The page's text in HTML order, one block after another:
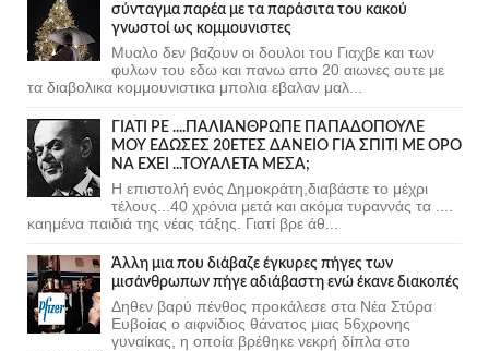
σύνταγμα παρέα με τα παράσιτα του κακού
γνωστοί ως κομμουνιστες
Μυαλο δεν βαζουν οι δουλοι του Γιαχβε και των
φυλων του εδω και πανω απο 20 αιωνες ουτε με
τα διαβολικα κομμουνιστικα μπολια εβαλαν μαλ...
ΓΙΑΤΙ ΡΕ ....ΠΑΛΙΑΝΘΡΩΠΕ ΠΑΠΑΔΟΠΟΥΛΕ
ΜΟΥ ΕΔΩΣΕΣ 20ΕΤΕΣ ΔΑΝΕΙΟ ΓΙΑ ΣΠΙΤΙ ΜΕ ΟΡΟ
ΝΑ ΕΧΕΙ ...ΤΟΥΑΛΕΤΑ ΜΕΣΑ;
Η επιστολή ενός Δημοκράτη,διαβάστε το μέχρι
τέλους...40 χρόνια μετά και ακόμα τυραννάς τα ....
καημένα παιδιά της νέας τάξης. Γιατί βρε άθ...
Άλλη μια που διάβαζε έγκυρες πήγες των
μισάνθρωπων πήγε αδιάβαστη ενώ έκανε διακοπές
Δηθεν βαρύ πένθος προκάλεσε στα Νέα Στύρα
Ευβοίας ο αιφνίδιος θάνατος μιας 56χρονης
γυναίκας, η οποία βρέθηκε νεκρή δίπλα στο